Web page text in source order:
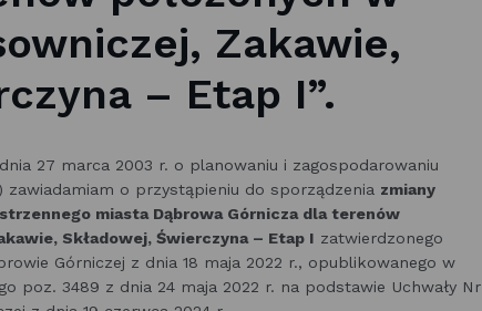
Zakawie,
– Etap I”.
27 marca 2003 r. o planowaniu i zagospodarowaniu
o przystąpieniu do sporządzenia zmiany
miasta Dąbrowa Górnicza dla terenów
Składowej, Świerczyna – Etap I zatwierdzonego
Górniczej z dnia 18 maja 2022 r., opublikowanego w
poz. 3489 z dnia 24 maja 2022 r. na podstawie Uchwały Nr